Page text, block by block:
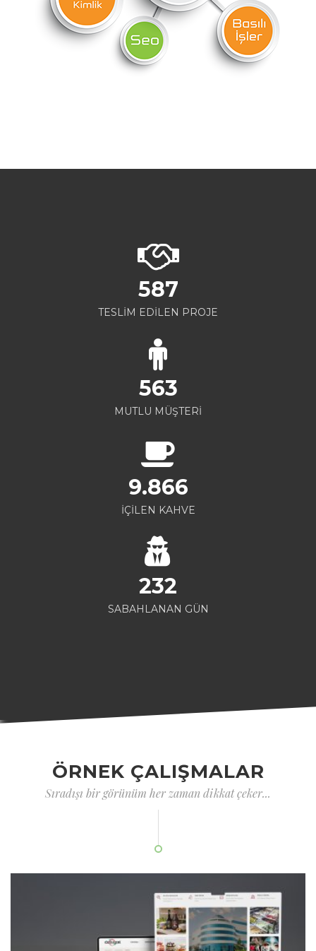
587
TESLİM EDİLEN PROJE
563
MUTLU MÜŞTERİ
9.866
İÇİLEN KAHVE
232
SABAHLANAN GÜN
ÖRNEK ÇALIŞMALAR
Sıradışı bir görünüm her zaman dikkat çeker...